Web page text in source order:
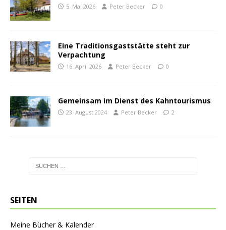
5. Mai 2026 Peter Becker 0
Eine Traditionsgaststätte steht zur
Verpachtung
16. April 2026 Peter Becker 0
Gemeinsam im Dienst des Kahntourismus
23. August 2024 Peter Becker 2
SEITEN
Meine Bücher & Kalender